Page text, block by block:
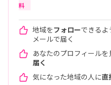
料
地域をフォローできるよ
メールで届く
あなたのプロフィール
届く
気になった地域の人に直